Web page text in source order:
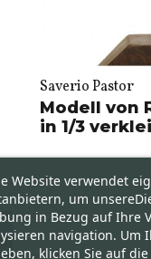
Saverio Pastor
Modell von
in 1/3
Website verwendet
um
in Bezug auf Ihre
navigation. Um
klicken Sie auf